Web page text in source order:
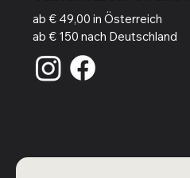
ab € 49,00 in Österreich
ab € 150 nach Deutschland